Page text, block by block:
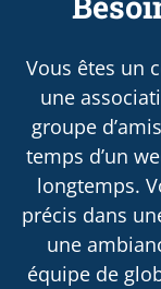
Vous êtes un
une
groupe
temps d’un
longtemps.
précis dans
une
équipe de